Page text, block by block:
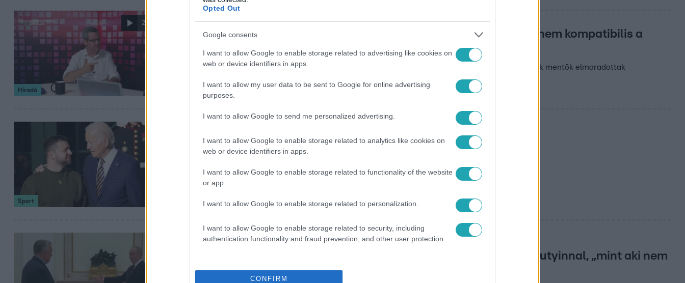
Opted Out
Google consents
I want to allow Google to enable storage related to advertising like cookies on
web or device identifiers in apps.
I want to allow my user data to be sent to Google for online advertising
purposes.
I want to allow Google to send me personalized advertising.
I want to allow Google to enable storage related to analytics like cookies on
web or device identifiers in apps.
I want to allow Google to enable storage related to functionality of the website
or app.
I want to allow Google to enable storage related to personalization.
I want to allow Google to enable storage related to security, including
authentication functionality and fraud prevention, and other user protection.
CONFIRM
2:00
Híradó
Az osztrákok szerint nem igaz, hogy a mentésirányítási rendszerük nem kompatibilis a
magyarral
Burgenland kormányzati koordinátora szerint hamis a magyar államtitkár állítása, miszerint az osztrák mentők elmaradottak
Sport
Volodimir Zelenszkij és Joe Biden nélkül zajlik az olimpiai
Ukrajna elnöke, Volodimir Zelenszkij nem utazik Párizsba, a nyári olimpia pénteki megnyitójára. És
2024. július 16. 13:07
Egyszer talán kiderül, Orbán Viktor miért viselkedik úgy Vlagyimir Putyinnal, „mint aki nem
szabad ember”